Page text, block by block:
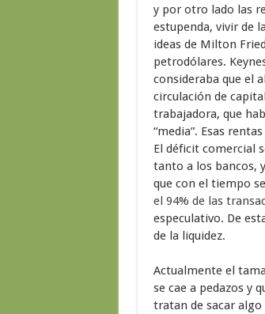
y por otro lado las
estupenda, vivir de
ideas de Milton
petrodólares.
consideraba que el
circulación de
trabajadora, que
“media”. Esas
El déficit comercial
tanto a los bancos,
que con el tiempo
el 94% de las
especulativo. De
de la liquidez.
Actualmente el
se cae a pedazos y
tratan de sacar